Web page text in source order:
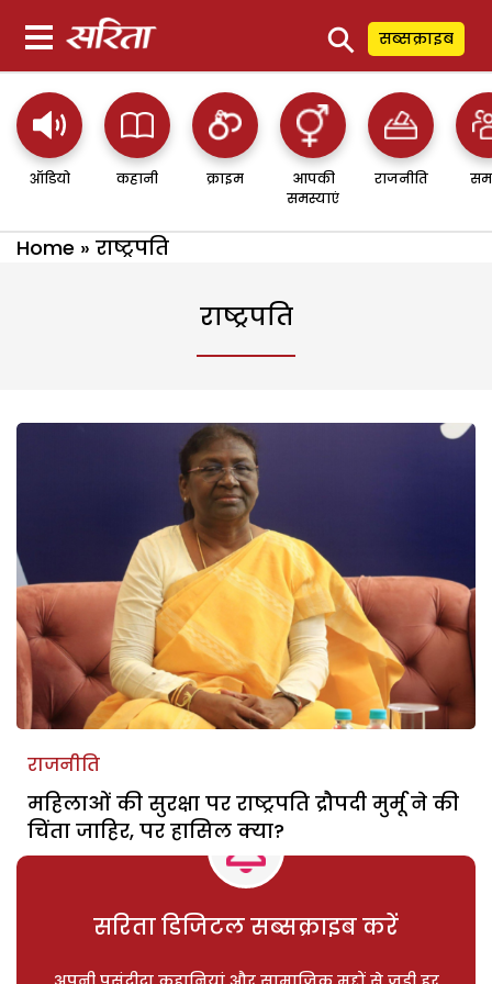
⚲ सब्सक्राइब
ऑडियो कहानी क्राइम
आपकी
समस्याएं
राजनीति
Home » राष्ट्रपति
राष्ट्रपति
राजनीति
महिलाओं की सुरक्षा पर राष्ट्रपति द्रौपदी मुर्मू ने की
चिंता जाहिर, पर हासिल क्या?
सरिता डिजिटल सब्सक्राइब करें